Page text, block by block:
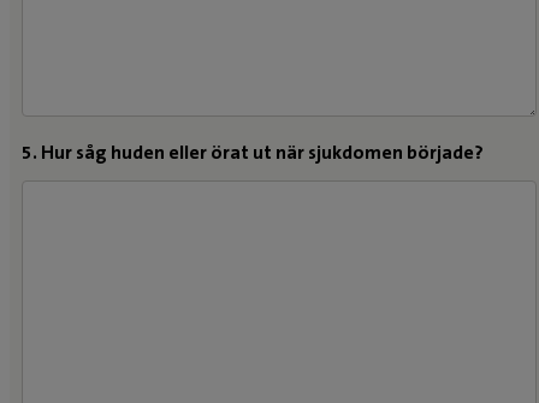
5. Hur såg huden eller örat ut när sjukdomen började?